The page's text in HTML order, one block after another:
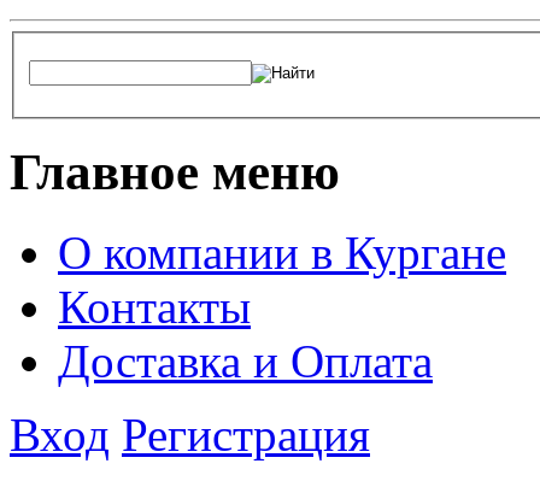
Главное меню
О компании в Кургане
Контакты
Доставка и Оплата
Вход Регистрация